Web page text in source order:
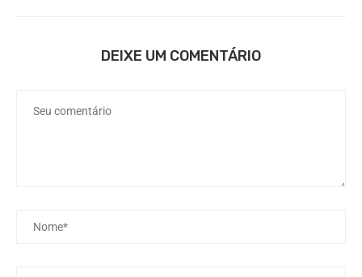
DEIXE UM COMENTÁRIO